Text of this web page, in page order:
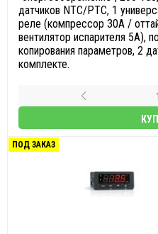
датчиков NTC/PTC, 1
реле (компрессор 30A /
вентилятор испарителя 5А),
копирования параметров, 2
комплекте.
ПОД ЗАКАЗ